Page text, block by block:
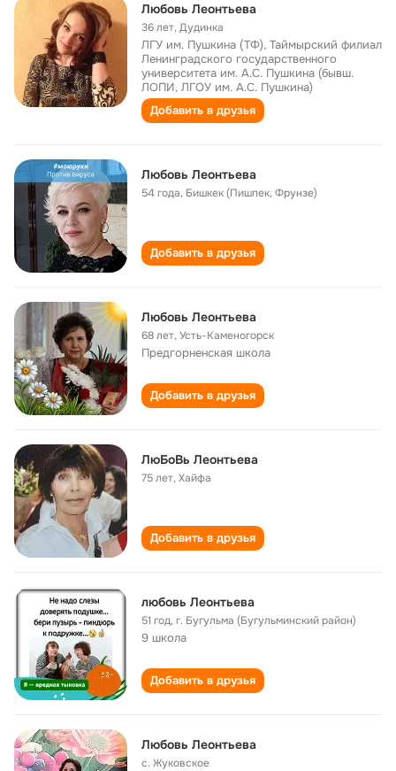
Любовь Леонтьева
36 лет,Дудинка
ЛГУ им. Пушкина (ТФ), Таймырский филиал
Ленинградского государственного
университета им. А.С. Пушкина (бывш.
ЛОПИ, ЛГОУ им. А.С. Пушкина)
Добавить в друзья
Любовь Леонтьева
54 года, Бишкек (Пишпек, Фрунзе)
Добавить в друзья
Любовь Леонтьева
68 лет,Усть-Каменогорск
Предгорненская школа
Добавить в друзья
ЛюБоВь Леонтьева
75 лет,Хайфа
Добавить в друзья
любовь Леонтьева
51 год,г. Бугульма (Бугульминский район)
9 школа
Добавить в друзья
Любовь Леонтьева
с. Жуковское